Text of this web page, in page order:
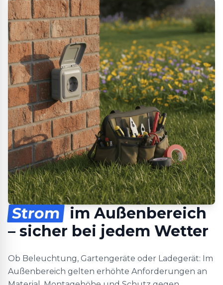
Strom
im Außenbereich
– sicher bei jedem Wetter
Ob Beleuchtung, Gartengeräte oder Ladegerät: Im
Außenbereich gelten erhöhte Anforderungen an